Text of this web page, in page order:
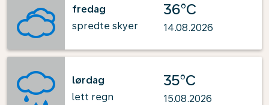
fredag
spredte skyer
36°C
14.08.2026
lørdag
lett regn
35°C
15.08.2026